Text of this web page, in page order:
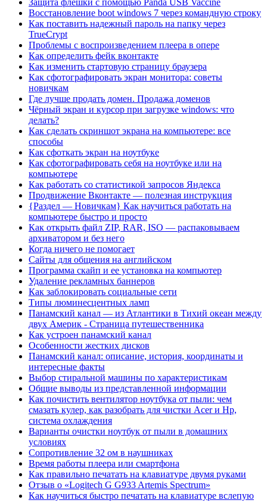
Защита флешки с помощью Panda USB Vaccine
Восстановление boot windows 7 через командную строку
Как поставить надежный пароль на папку через
TrueCrypt
Проблемы с воспроизведением плеера в опере
Как определить фейк вконтакте
Как изменить стартовую страницу браузера
Как сфотографировать экран монитора: советы
новичкам
Где лучше продать домен. Продажа доменов
Чёрный экран и курсор при загрузке windows: что
делать?
Как сделать скриншот экрана на компьютере: все
способы
Как сфоткать экран на ноутбуке
Как сфотографировать себя на ноутбуке или на
компьютере
Как работать со статистикой запросов Яндекса
Продвижение Вконтакте — полезная инструкция
{Раздел — Новичкам} Как научиться работать на
компьютере быстро и просто
Как открыть файл ZIP, RAR, ISO — распаковываем
архиватором и без него
Когда ничего не помогает
Cайты для общения на английском
Программа скайп и ее установка на компьютер
Удаление рекламных баннеров
Как заблокировать социальные сети
Типы люминесцентных ламп
Панамский канал — из Атлантики в Тихий океан между
двух Америк - Страница путешественника
Как устроен панамский канал
Особенности жестких дисков
Панамский канал: описание, история, координаты и
интересные факты
Выбор стиральной машины по характеристикам
Общие выводы из представленной информации
Как почистить вентилятор ноутбука от пыли: чем
смазать кулер, как разобрать для чистки Acer и Hp,
система охлаждения
Варианты очистки ноутбук от пыли в домашних
условиях
Сопротивление 32 ом в наушниках
Время работы плеера или смартфона
Как правильно печатать на клавиатуре двумя руками
Отзыв о «Logitech G G933 Artemis Spectrum»
Как научиться быстро печатать на клавиатуре вслепую